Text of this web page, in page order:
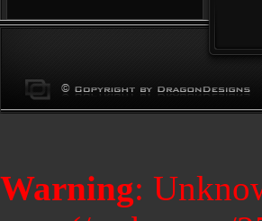
Warning: